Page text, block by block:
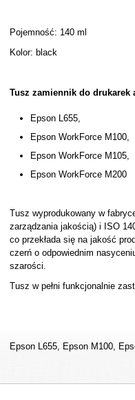
Pojemność: 140 ml
Kolor: black
Tusz zamiennik do drukarek
Epson L655,
Epson WorkForce M100,
Epson WorkForce M105,
Epson WorkForce M200
Tusz wyprodukowany w
zarządzania jakością) i ISO
co przekłada się na jakość
czerń o odpowiednim
szarości.
Tusz w pełni funkcjonalnie
Epson L655, Epson M100,